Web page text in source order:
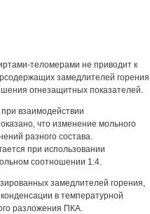
теломерами не приводит к
замедлителей горения
огнезащитных показателей.
взаимодействии
что изменение мольного
разного состава.
при использовании
соотношении 1:4.
замедлителей горения,
в температурной
разложения ПКА.